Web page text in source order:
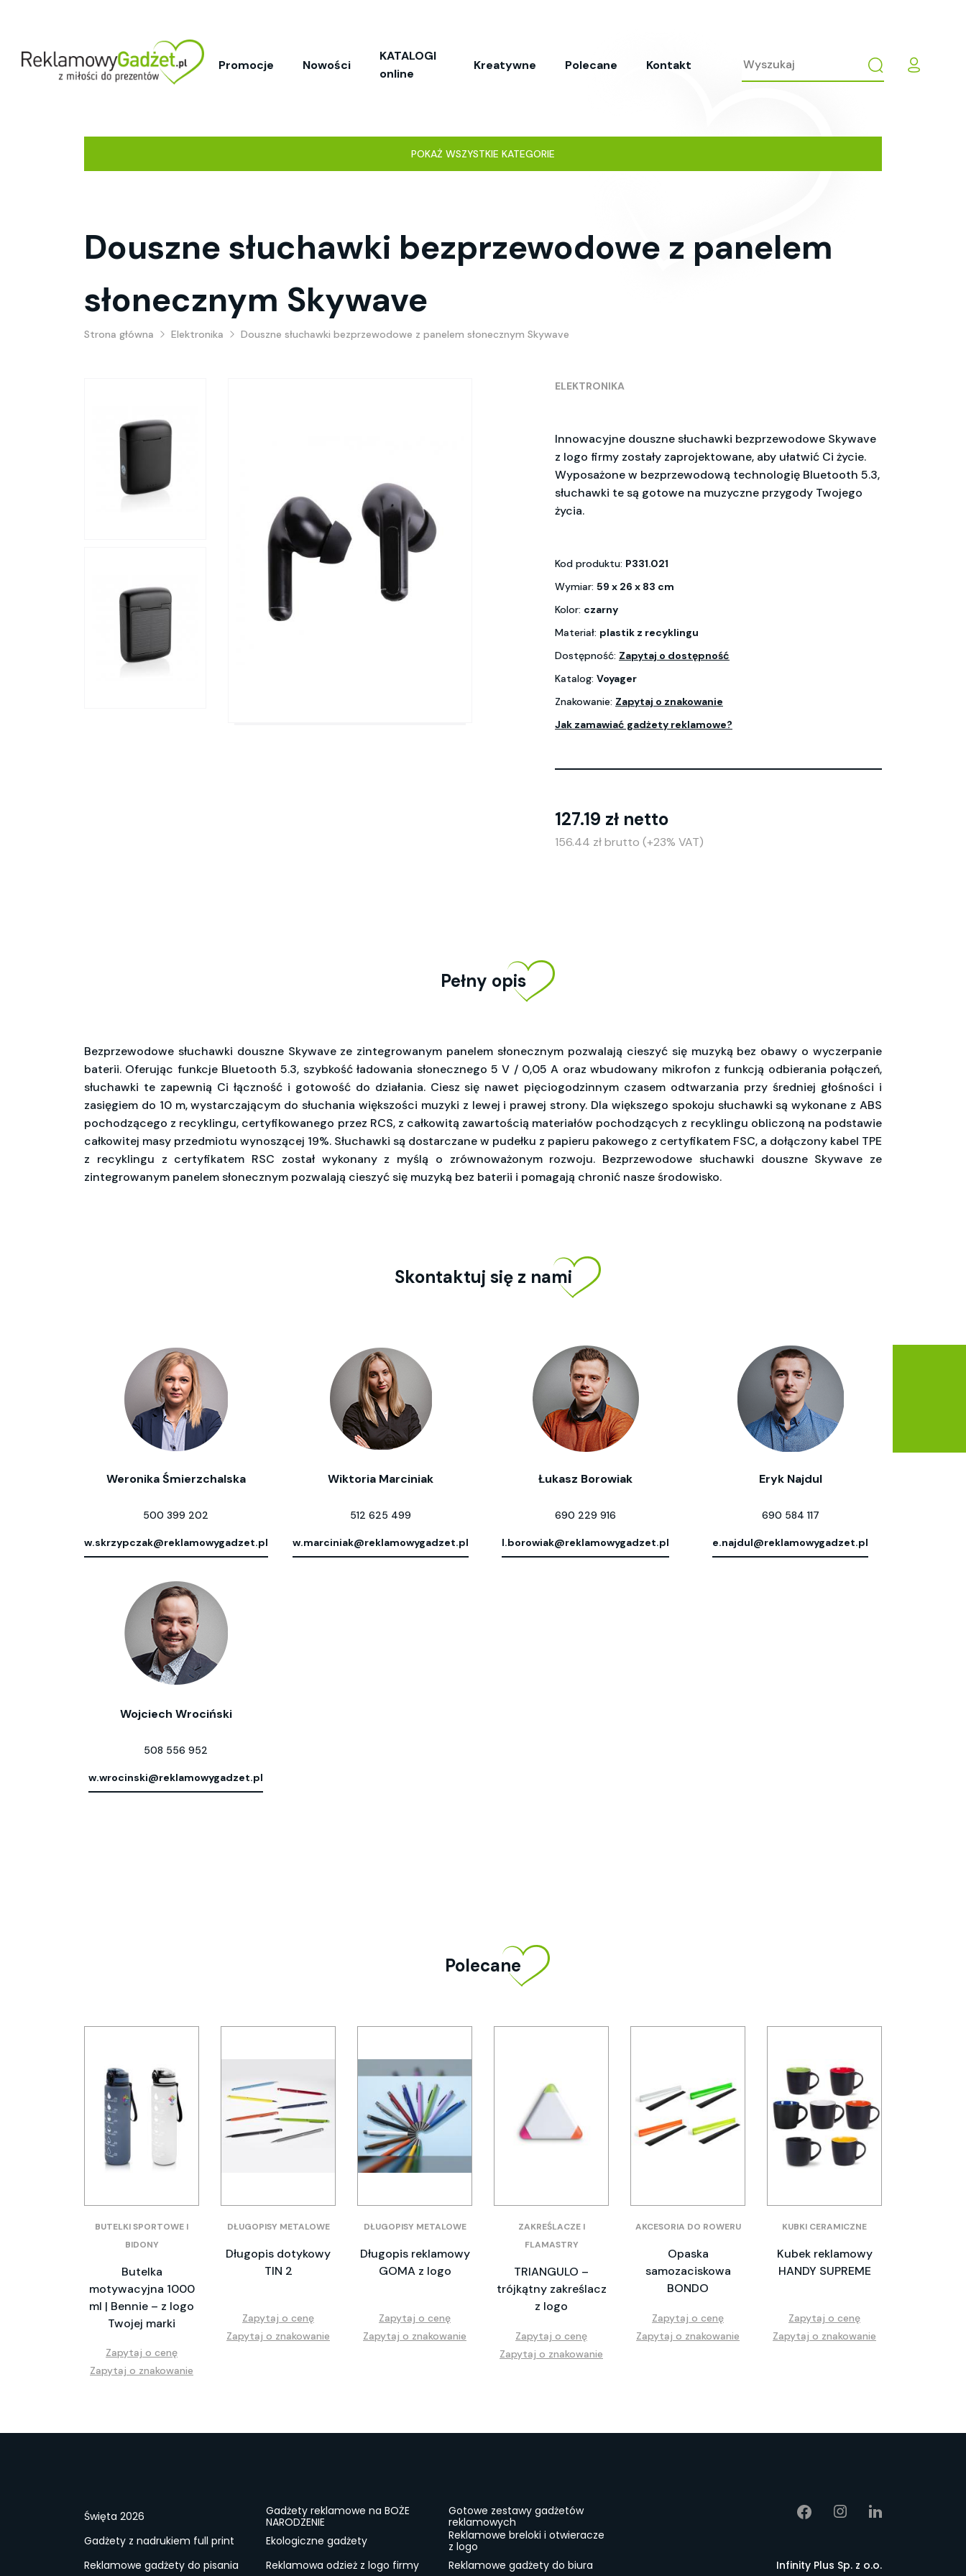
Promocje Nowości
KATALOGI
online
Kreatywne Polecane Kontakt
POKAŻ WSZYSTKIE KATEGORIE
Douszne słuchawki bezprzewodowe z panelem
słonecznym Skywave
Strona główna Elektronika Douszne słuchawki bezprzewodowe z panelem słonecznym Skywave
ELEKTRONIKA
Innowacyjne douszne słuchawki bezprzewodowe Skywave
z logo firmy zostały zaprojektowane, aby ułatwić Ci życie.
Wyposażone w bezprzewodową technologię Bluetooth 5.3,
słuchawki te są gotowe na muzyczne przygody Twojego
życia.
Kod produktu: P331.021
Wymiar: 59 x 26 x 83 cm
Kolor: czarny
Materiał: plastik z recyklingu
Dostępność: Zapytaj o dostępność
Katalog: Voyager
Znakowanie: Zapytaj o znakowanie
Jak zamawiać gadżety reklamowe?
127.19 zł netto
156.44 zł brutto (+23% VAT)
Pełny opis
Bezprzewodowe słuchawki douszne Skywave ze zintegrowanym panelem słonecznym pozwalają cieszyć się muzyką bez obawy o wyczerpanie
baterii. Oferując funkcje Bluetooth 5.3, szybkość ładowania słonecznego 5 V / 0,05 A oraz wbudowany mikrofon z funkcją odbierania połączeń,
słuchawki te zapewnią Ci łączność i gotowość do działania. Ciesz się nawet pięciogodzinnym czasem odtwarzania przy średniej głośności i
zasięgiem do 10 m, wystarczającym do słuchania większości muzyki z lewej i prawej strony. Dla większego spokoju słuchawki są wykonane z ABS
pochodzącego z recyklingu, certyfikowanego przez RCS, z całkowitą zawartością materiałów pochodzących z recyklingu obliczoną na podstawie
całkowitej masy przedmiotu wynoszącej 19%. Słuchawki są dostarczane w pudełku z papieru pakowego z certyfikatem FSC, a dołączony kabel TPE
z recyklingu z certyfikatem RSC został wykonany z myślą o zrównoważonym rozwoju. Bezprzewodowe słuchawki douszne Skywave ze
zintegrowanym panelem słonecznym pozwalają cieszyć się muzyką bez baterii i pomagają chronić nasze środowisko.
Skontaktuj się z nami
Weronika Śmierzchalska
500 399 202
w.skrzypczak@reklamowygadzet.pl
Wiktoria Marciniak
512 625 499
w.marciniak@reklamowygadzet.pl
Łukasz Borowiak
690 229 916
l.borowiak@reklamowygadzet.pl
Eryk Najdul
690 584 117
e.najdul@reklamowygadzet.pl
Wojciech Wrociński
508 556 952
w.wrocinski@reklamowygadzet.pl
Polecane
BUTELKI SPORTOWE I
BIDONY
Butelka
motywacyjna 1000
ml | Bennie – z logo
Twojej marki
Zapytaj o cenę
Zapytaj o znakowanie
DŁUGOPISY METALOWE
Długopis dotykowy
TIN 2
Zapytaj o cenę
Zapytaj o znakowanie
DŁUGOPISY METALOWE
Długopis reklamowy
GOMA z logo
Zapytaj o cenę
Zapytaj o znakowanie
ZAKREŚLACZE I
FLAMASTRY
TRIANGULO –
trójkątny zakreślacz
z logo
Zapytaj o cenę
Zapytaj o znakowanie
AKCESORIA DO ROWERU
Opaska
samozaciskowa
BONDO
Zapytaj o cenę
Zapytaj o znakowanie
KUBKI CERAMICZNE
Kubek reklamowy
HANDY SUPREME
Zapytaj o cenę
Zapytaj o znakowanie
Święta 2026
Gadżety reklamowe na BOŻE
NARODZENIE
Gotowe zestawy gadżetów
reklamowych
Gadżety z nadrukiem full print
Ekologiczne gadżety
Reklamowe breloki i otwieracze
z logo
Reklamowe gadżety do pisania
Reklamowa odzież z logo firmy Reklamowe gadżety do biura Infinity Plus Sp. z o.o.